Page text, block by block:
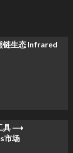
链生态 Infrared
具 ⟶
市场